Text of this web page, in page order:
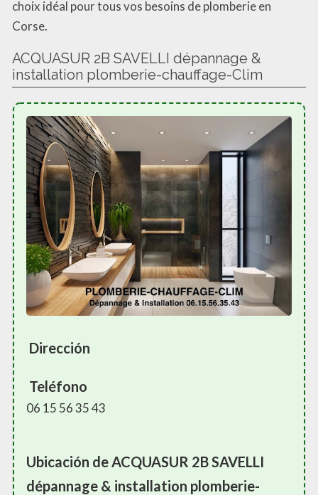
choix idéal pour tous vos besoins de plomberie en
Corse.
ACQUASUR 2B SAVELLI dépannage &
installation plomberie-chauffage-Clim
Dirección
Teléfono
06 15 56 35 43
Ubicación de ACQUASUR 2B SAVELLI
dépannage & installation plomberie-